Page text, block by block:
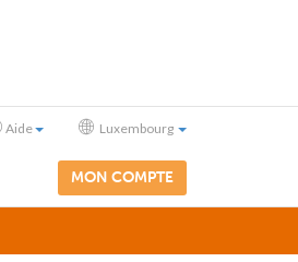
Aide Luxembourg
MON COMPTE